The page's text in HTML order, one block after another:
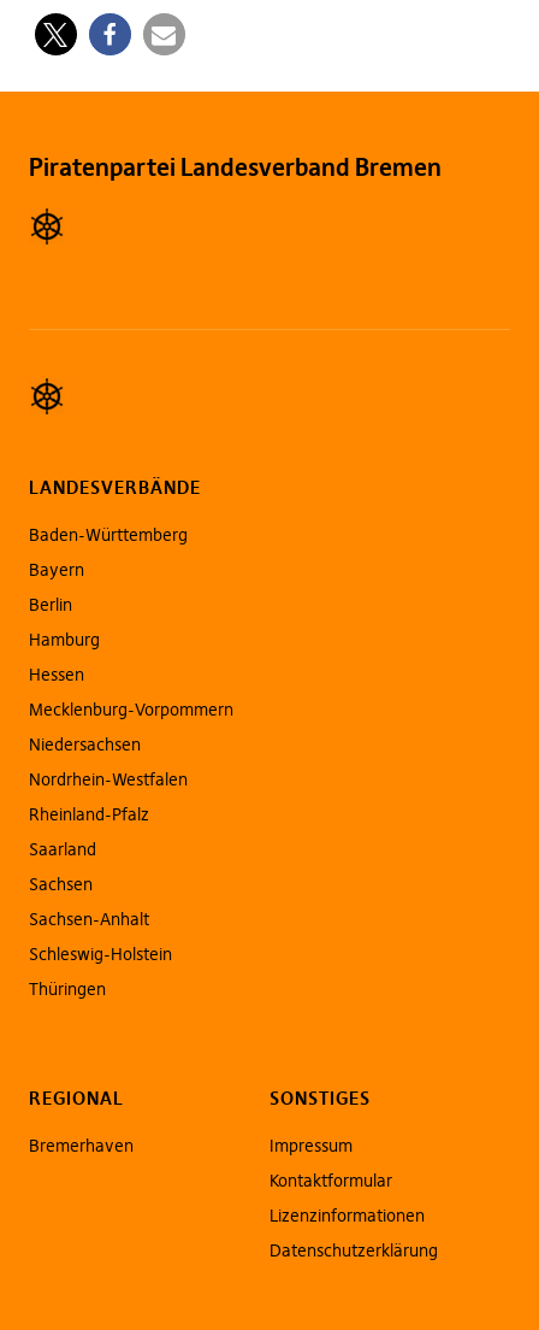
Piratenpartei Landesverband Bremen
LANDESVERBÄNDE
Baden-Württemberg
Bayern
Berlin
Hamburg
Hessen
Mecklenburg-Vorpommern
Niedersachsen
Nordrhein-Westfalen
Rheinland-Pfalz
Saarland
Sachsen
Sachsen-Anhalt
Schleswig-Holstein
Thüringen
REGIONAL
Bremerhaven
SONSTIGES
Impressum
Kontaktformular
Lizenzinformationen
Datenschutzerklärung